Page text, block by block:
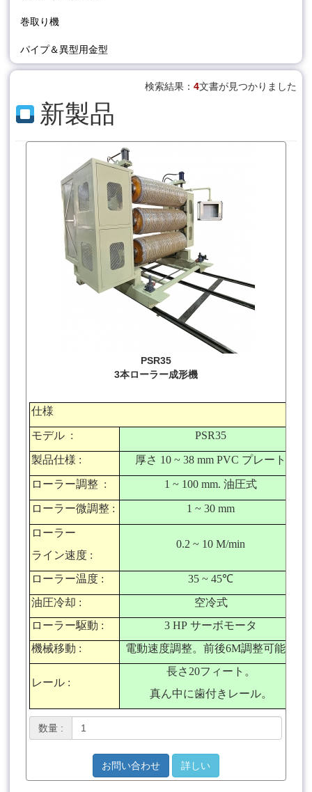
巻取り機
パイプ＆異型用金型
検索結果： 4文書が見つかりました
新製品
PSR35
3本ローラー成形機
仕様
モデル : PSR35
製品仕様 : 厚さ 10 ~ 38 mm PVC プレート
ローラー調整 : 1 ~ 100 mm.油圧式
ローラー微調整 : 1 ~ 30 mm
ローラー
ライン速度 :
0.2 ~ 10 M/min
ローラー温度 : 35 ~ 45℃
油圧冷却 :
空冷式
ローラー駆動 : 3 HPサーボモータ
機械移動 : 電動速度調整。前後6M調整可能。
レール :
長さ 20フィート。
真ん中に歯付きレール。
数量 :
お問い合わせ 詳しい